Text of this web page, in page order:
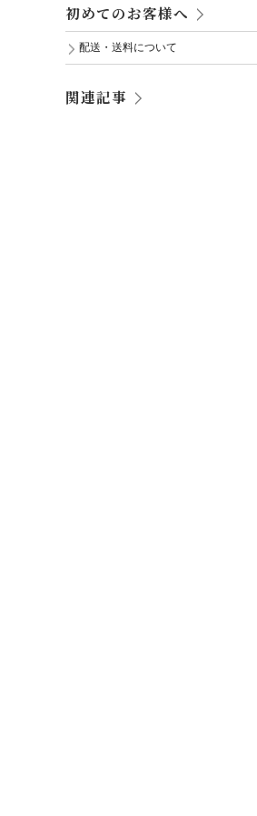
初めてのお客様へ
配送・送料について
関連記事